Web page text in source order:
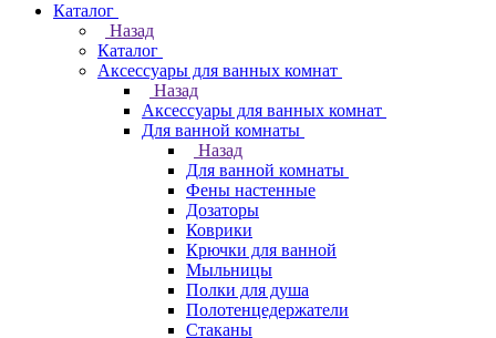
Каталог
Назад
Каталог
Аксессуары для ванных комнат
Назад
Аксессуары для ванных комнат
Для ванной комнаты
Назад
Для ванной комнаты
Фены настенные
Дозаторы
Коврики
Крючки для ванной
Мыльницы
Полки для душа
Полотенцедержатели
Стаканы